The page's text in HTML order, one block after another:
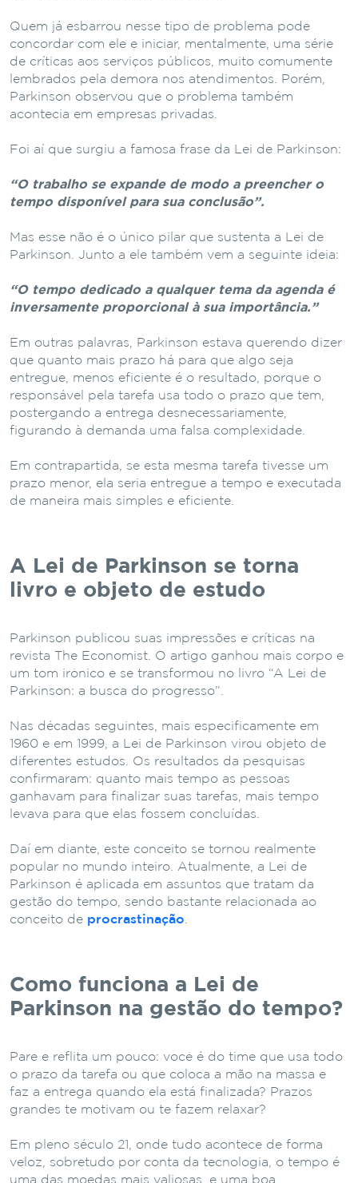
Quem já esbarrou nesse tipo de problema pode
concordar com ele e iniciar, mentalmente, uma série
de críticas aos serviços públicos, muito comumente
lembrados pela demora nos atendimentos. Porém,
Parkinson observou que o problema também
acontecia em empresas privadas.
Foi aí que surgiu a famosa frase da Lei de Parkinson:
“O trabalho se expande de modo a preencher o
tempo disponível para sua conclusão”.
Mas esse não é o único pilar que sustenta a Lei de
Parkinson. Junto a ele também vem a seguinte ideia:
“O tempo dedicado a qualquer tema da agenda é
inversamente proporcional à sua importância.”
Em outras palavras, Parkinson estava querendo dizer
que quanto mais prazo há para que algo seja
entregue, menos eficiente é o resultado, porque o
responsável pela tarefa usa todo o prazo que tem,
postergando a entrega desnecessariamente,
figurando à demanda uma falsa complexidade.
Em contrapartida, se esta mesma tarefa tivesse um
prazo menor, ela seria entregue a tempo e executada
de maneira mais simples e eficiente.
A Lei de Parkinson se torna
livro e objeto de estudo
Parkinson publicou suas impressões e críticas na
revista The Economist. O artigo ganhou mais corpo e
um tom irônico e se transformou no livro “A Lei de
Parkinson: a busca do progresso”.
Nas décadas seguintes, mais especificamente em
1960 e em 1999, a Lei de Parkinson virou objeto de
diferentes estudos. Os resultados da pesquisas
confirmaram: quanto mais tempo as pessoas
ganhavam para finalizar suas tarefas, mais tempo
levava para que elas fossem concluídas.
Daí em diante, este conceito se tornou realmente
popular no mundo inteiro. Atualmente, a Lei de
Parkinson é aplicada em assuntos que tratam da
gestão do tempo, sendo bastante relacionada ao
conceito de procrastinação
Como funciona a Lei de
Parkinson na gestão do tempo?
Pare e reflita um pouco: você é do time que usa todo
o prazo da tarefa ou que coloca a mão na massa e
faz a entrega quando ela está finalizada? Prazos
grandes te motivam ou te fazem relaxar?
Em pleno século 21, onde tudo acontece de forma
veloz, sobretudo por conta da tecnologia, o tempo é
uma das moedas mais valiosas, e uma boa